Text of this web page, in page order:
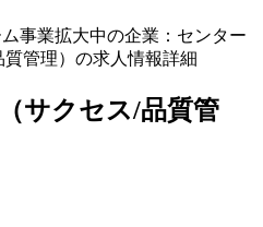
事業拡大中の企業：センター
管理）の求人情報詳細
サクセス/品質管